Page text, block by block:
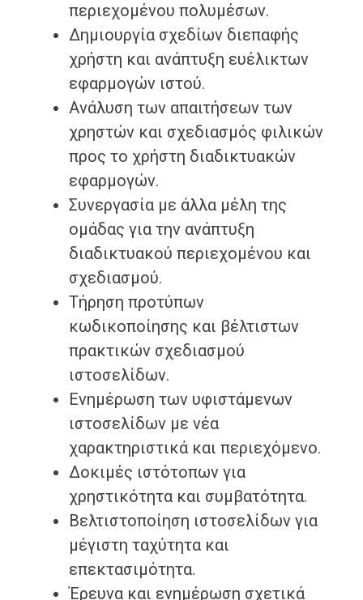
περιεχομένου πολυμέσων.
Δημιουργία σχεδίων διεπαφής
χρήστη και ανάπτυξη ευέλικτων
εφαρμογών ιστού.
Ανάλυση των απαιτήσεων των
χρηστών και σχεδιασμός φιλικών
προς το χρήστη διαδικτυακών
εφαρμογών.
Συνεργασία με άλλα μέλη της
ομάδας για την ανάπτυξη
διαδικτυακού περιεχομένου και
σχεδιασμού.
Τήρηση προτύπων
κωδικοποίησης και βέλτιστων
πρακτικών σχεδιασμού
ιστοσελίδων.
Ενημέρωση των υφιστάμενων
ιστοσελίδων με νέα
χαρακτηριστικά και περιεχόμενο.
Δοκιμές ιστότοπων για
χρηστικότητα και συμβατότητα.
Βελτιστοποίηση ιστοσελίδων για
μέγιστη ταχύτητα και
επεκτασιμότητα.
Έρευνα και ενημέρωση σχετικά